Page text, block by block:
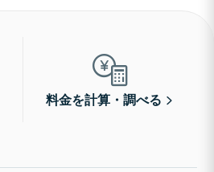
料金を計算・調べる